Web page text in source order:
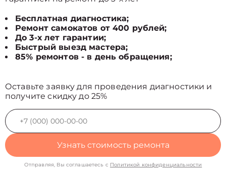
Бесплатная диагностика;
Ремонт самокатов от 400 рублей;
До 3-х лет гарантии;
Быстрый выезд мастера;
85% ремонтов - в день обращения;
Оставьте заявку для проведения диагностики и
получите скидку до 25%
Узнать стоимость ремонта
Отправляя, Вы соглашаетесь с Политикой конфиденциальности